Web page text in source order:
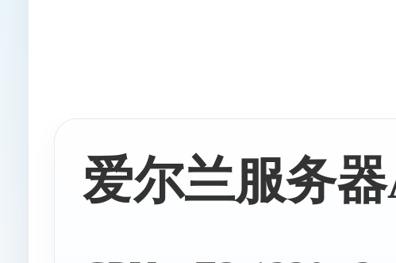
爱尔兰服务